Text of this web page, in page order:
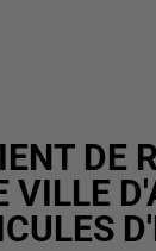
DE
VILLE